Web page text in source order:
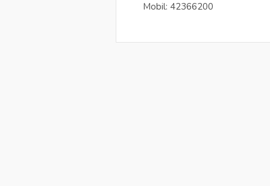
Mobil: 42366200